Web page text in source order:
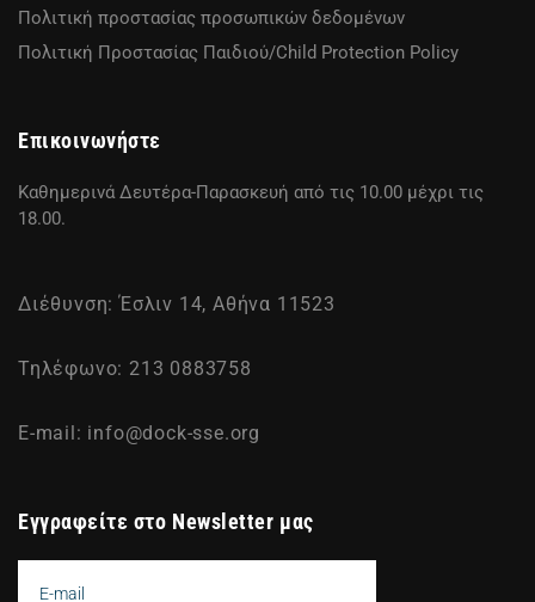
Πολιτική προστασίας προσωπικών δεδομένων
Πολιτική Προστασίας Παιδιού/Child Protection Policy
Επικοινωνήστε
Καθημερινά Δευτέρα-Παρασκευή από τις 10.00 μέχρι τις
18.00.
Διέθυνση: Έσλιν 14, Αθήνα 11523
Τηλέφωνο: 213 0883758
E-mail: info@dock-sse.org
Εγγραφείτε στο Newsletter μας